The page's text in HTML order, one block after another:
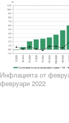
Инфлацията от
февруари 2022